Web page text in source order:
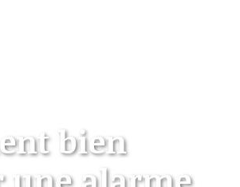
bien